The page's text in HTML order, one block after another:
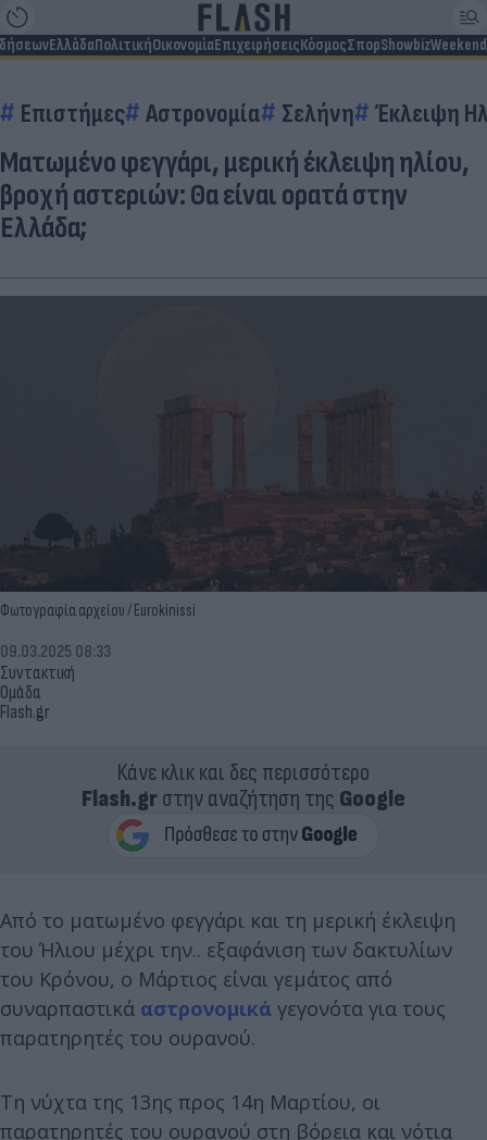
ΕλλάδαΠολιτικήΟικονομίαΕπιχειρήσειςΚόσμοςΣπορShowbizWeekend
Επιστήμες Αστρονομία Σελήνη Έκλειψη
Ματωμένο φεγγάρι, μερική έκλειψη ηλίου,
βροχή αστεριών: Θα είναι ορατά στην
Ελλάδα;
Φωτογραφία αρχείου / Eurokinissi
Συντακτική
Ομάδα
Flash.gr
09.03.2025 08:33
Κάνε κλικ και δες περισσότερο
Flash.grστην αναζήτηση της Google
Από το ματωμένο φεγγάρι και τη μερική έκλειψη
του Ήλιου μέχρι την.. εξαφάνιση των δακτυλίων
του Κρόνου, ο Μάρτιος είναι γεμάτος από
συναρπαστικά αστρονομικά γεγονότα για τους
παρατηρητές του ουρανού.
Τη νύχτα της 13ης προς 14η Μαρτίου, οι
παρατηρητές του ουρανού στη βόρεια και νότια